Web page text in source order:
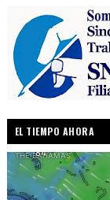
EL TIEMPO AHORA